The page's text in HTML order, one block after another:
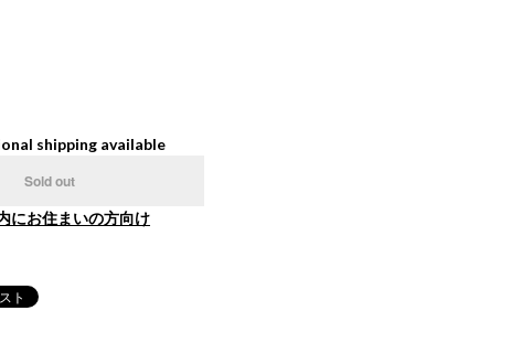
shipping available
Sold out
にお住まいの方向け